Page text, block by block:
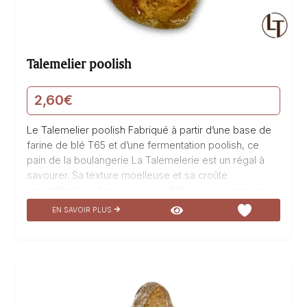
Talemelier poolish
2,60€
Le Talemelier poolish Fabriqué à partir d’une base de
farine de blé T65 et d’une fermentation poolish, ce
pain de la boulangerie La Talemelerie est un régal à
savourer. Sa texture moelleuse et sa croûte
tous vos repas. Son goût subtil et sa légère acidité
apportée par la fermentation poolish lui confèrent une
EN SAVOIR PLUS